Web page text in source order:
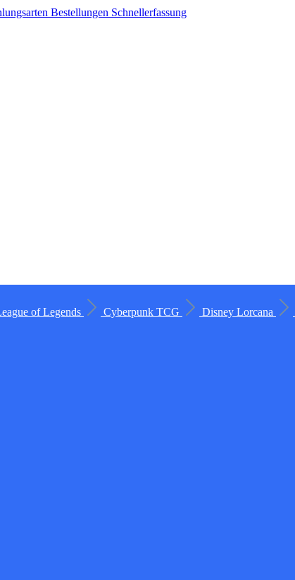
Bestellungen Schnellerfassung
of Legends Cyberpunk TCG Disney Lorcana